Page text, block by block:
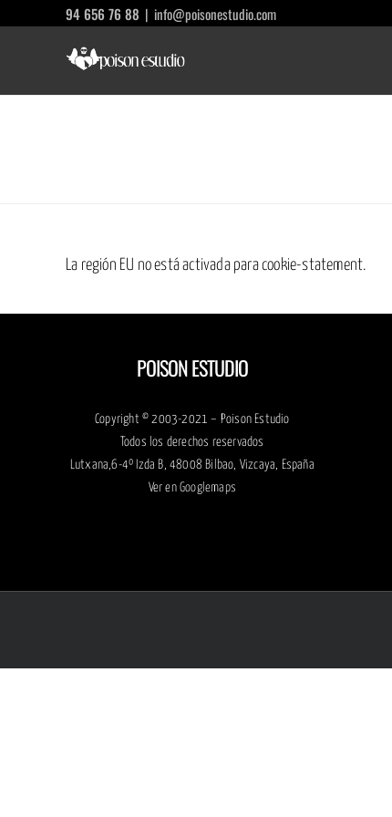
94 656 76 88 | info@poisonestudio.com
La región EU no está activada para cookie-statement.
POISON ESTUDIO
Copyright © 2003-2021 – Poison Estudio
Todos los derechos reservados
Lutxana,6-4º Izda B, 48008 Bilbao, Vizcaya, España
Ver en Googlemaps